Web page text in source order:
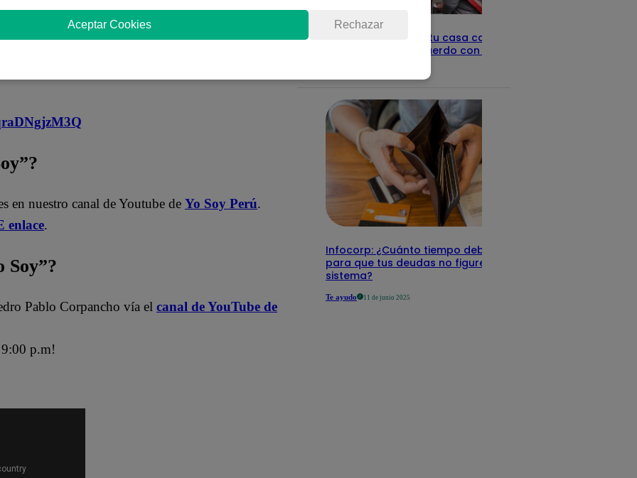
en nuestro canal de Youtube de Yo Soy Perú.
enlace.
Soy”?
Pablo Corpancho vía el canal de YouTube de
p.m!
Revisa con tu DNI si tu casa califica
como pobre, de acuerdo con el Sisfoh
Infocorp: ¿Cuánto tiempo debe pasar
para que tus deudas no figuren en su
sistema?
Te ayudo 11 de junio 2025
Aceptar Cookies Rechazar